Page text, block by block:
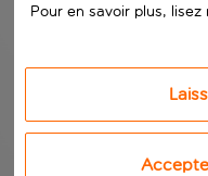
Pour en savoir plus, lisez